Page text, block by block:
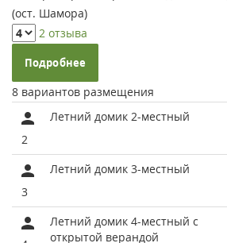
(ост. Шамора)
2 отзыва
Подробнее
8 вариантов размещения
2
Летний домик 2-местный
3
Летний домик 3-местный
Летний домик 4-местный с
открытой верандой